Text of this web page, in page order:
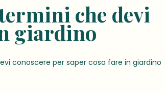
che devi
giardino
conoscere per saper cosa fare in giardino